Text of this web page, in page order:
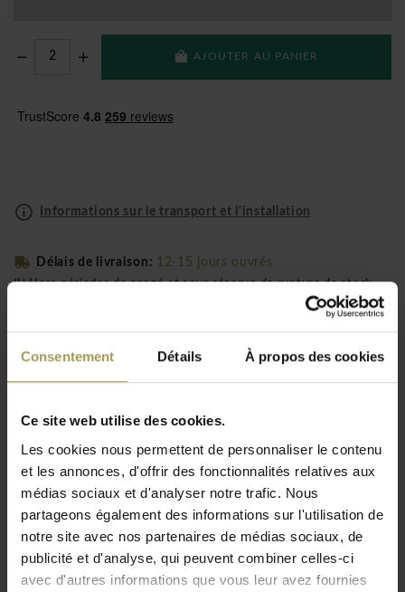
Consentement Détails À propos des cookies
Ce site web utilise des cookies.
Les cookies nous permettent de personnaliser le contenu
et les annonces, d'offrir des fonctionnalités relatives aux
médias sociaux et d'analyser notre trafic. Nous
partageons également des informations sur l'utilisation de
notre site avec nos partenaires de médias sociaux, de
publicité et d'analyse, qui peuvent combiner celles-ci
avec d'autres informations que vous leur avez fournies
AJOUTER AU PANIER
Informations sur le transport et l'installation
Délais de livraison: 12-15 jours ouvrés
(*) Hors périodes de congé et sous réserve de rupture de stock
Livraison GRATUITE au BeNeLux!
Kartell Audrey Soft siège avec ou sans
accoudoirs: le siège éclectique qui allie
aluminium et en plastique, conçu par Piero
Lissoni pour Kartell
Designer:Piero Lissoni pour kartell, 2012